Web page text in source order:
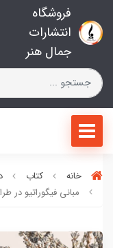
فروشگاه
انتشارات
جمال هنر
خانه کتاب
مبانی فیگوراتیو در